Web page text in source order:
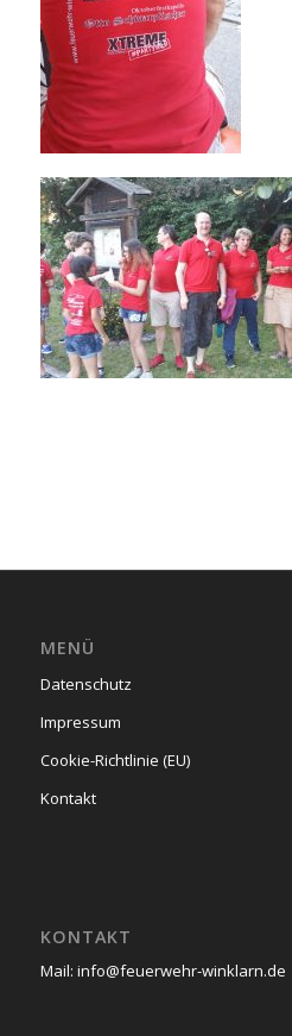
MENÜ
Datenschutz
Impressum
Cookie-Richtlinie (EU)
Kontakt
KONTAKT
Mail: info@feuerwehr-winklarn.de